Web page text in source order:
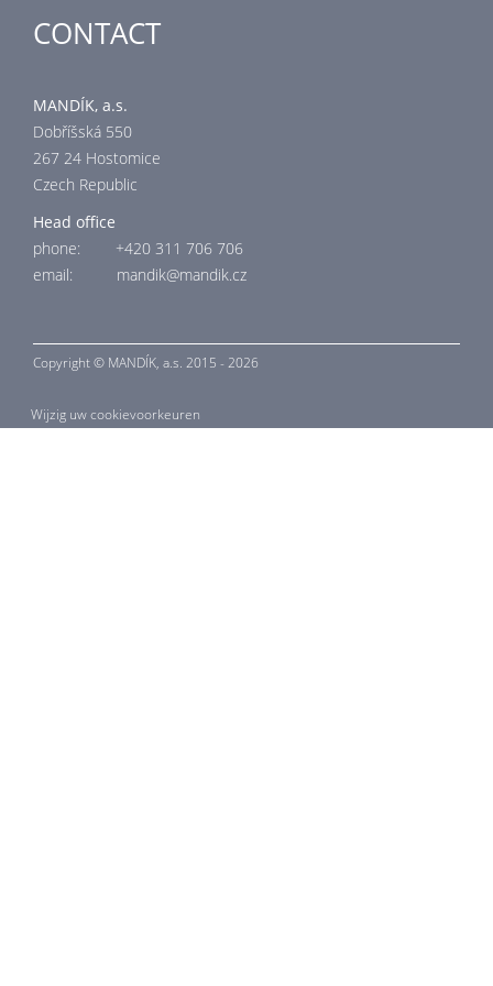
CONTACT
MANDÍK, a.s.
Dobříšská 550
267 24 Hostomice
Czech Republic
Head office
phone: +420 311 706 706
email: mandik@mandik.cz
Copyright © MANDÍK, a.s. 2015 - 2026
Wijzig uw cookievoorkeuren